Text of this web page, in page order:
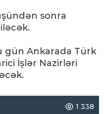
sonra
gün Ankarada Türk
İşlər Nazirləri
1 338